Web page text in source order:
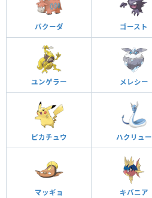
バクーダ ゴースト
ユンゲラー メレシー
ピカチュウ ハクリュー
マッギョ キバニア